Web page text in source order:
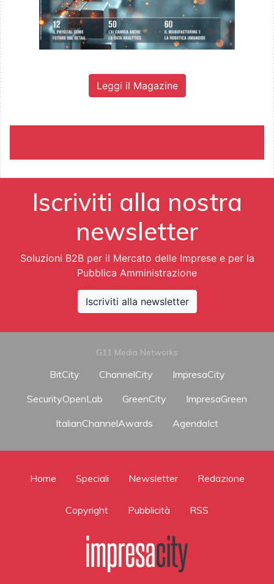
Leggi il Magazine
Iscriviti alla nostra
newsletter
Soluzioni B2B per il Mercato delle Imprese e per la
Pubblica Amministrazione
Iscriviti alla newsletter
G11 Media Networks
BitCity ChannelCity
ImpresaCity
SecurityOpenLab
GreenCity
ImpresaGreen
ItalianChannelAwards
AgendaIct
Home Speciali Newsletter Redazione
Copyright Pubblicità RSS